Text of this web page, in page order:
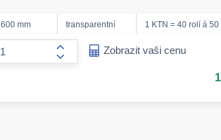
600 mm transparentní 1 KTN = 40 rolí á 50
form.increase-amount
Zobrazit vaši cenu